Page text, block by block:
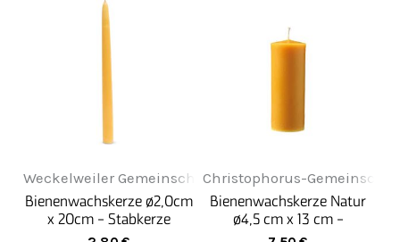
Weckelweiler Gemeinschaften
Bienenwachskerze ø2,0cm
x 20cm - Stabkerze
Christophorus-
Bienenwachskerze Natur
ø4,5 cm x 13 cm -
Stumpenkerze